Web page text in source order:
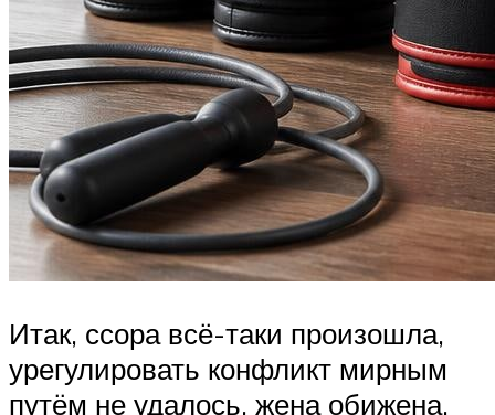
Итак, ссора всё-таки произошла,
урегулировать конфликт мирным
путём не удалось, жена обижена.